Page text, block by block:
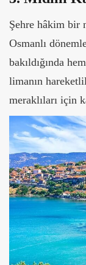
Şehre hâkim bir
Osmanlı
bakıldığında
limanın
meraklıları için